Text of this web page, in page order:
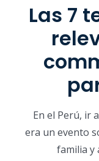
Las 7
En el Perú, ir
era un evento
familia y